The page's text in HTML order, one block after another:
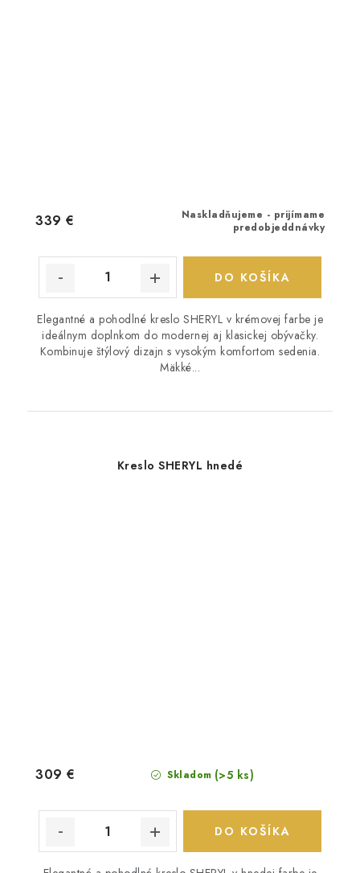
Naskladňujeme - prijímame
predobjeddnávky
339 €
DO KOŠÍKA
Elegantné a pohodlné kreslo SHERYL v krémovej farbe je
ideálnym doplnkom do modernej aj klasickej obývačky.
Kombinuje štýlový dizajn s vysokým komfortom sedenia.
Mäkké...
Kreslo SHERYL hnedé
Skladom (>5 ks)
309 €
DO KOŠÍKA